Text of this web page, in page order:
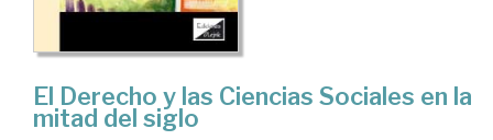
El Derecho y las Ciencias Sociales en la
mitad del siglo